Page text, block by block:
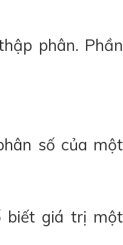
phân. Phần
số của một
biết giá trị một